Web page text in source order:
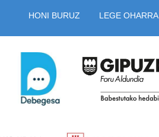
HONI BURUZ LEGE OHARRA